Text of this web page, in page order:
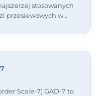
stosowanych
przesiewowych w…
Scale-7) GAD-7 to